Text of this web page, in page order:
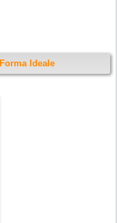
Ideale